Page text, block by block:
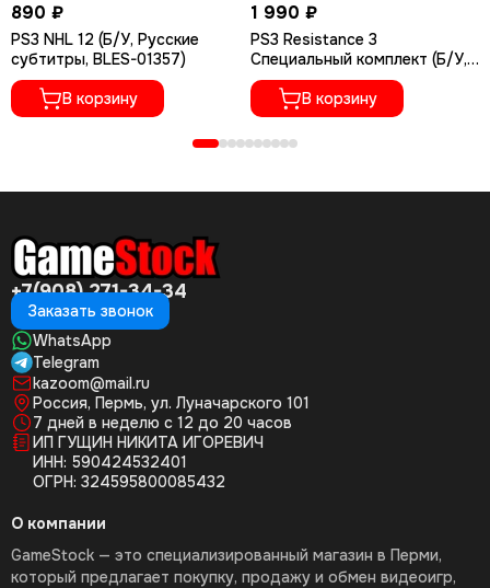
890 ₽
PS3 NHL 12 (Б/У, Русские
субтитры, BLES-01357)
В корзину
1 990 ₽
PS3 Resistance 3
Специальный комплект (Б/У,
Полностью на русском языке,
BCES-01118)В корзину
+7(908) 271-34-34
Заказать звонок
WhatsApp
Telegram
kazoom@mail.ru
Россия, Пермь, ул. Луначарского 101
7 дней в неделю с 12 до 20 часов
ИП ГУЩИН НИКИТА ИГОРЕВИЧ
ИНН: 590424532401
ОГРН: 324595800085432
О компании
GameStock — это специализированный магазин в Перми,
который предлагает покупку, продажу и обмен видеоигр,